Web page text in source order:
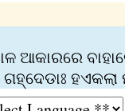
ଆକାରରେ
ହଏକଲା